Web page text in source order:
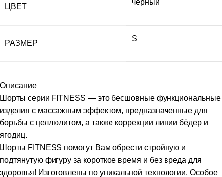
ЦВЕТ
черный
РАЗМЕР
S
Описание
Шорты серии FITNESS — это бесшовные функциональные
изделия с массажным эффектом, предназначенные для
борьбы с целлюлитом, а также коррекции линии бёдер и
ягодиц.
Шорты FITNESS помогут Вам обрести стройную и
подтянутую фигуру за короткое время и без вреда для
здоровья! Изготовлены по уникальной технологии. Особое